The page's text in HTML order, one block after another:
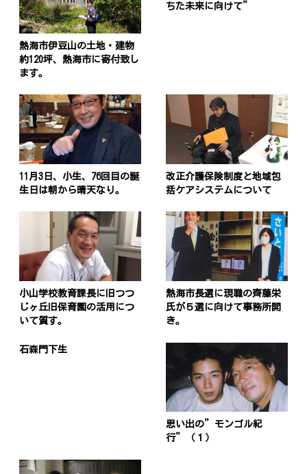
熱海市伊豆山の土地・建物
約120坪、熱海市に寄付致し
ます。
ちた未来に向けて”
11月3日、小生、76回目の誕
生日は朝から晴天なり。
改正介護保険制度と地域包
括ケアシステムについて
小山学校教育課長に旧つつ
じヶ丘旧保育園の活用につ
いて質す。
熱海市長選に現職の齊藤栄
氏が５選に向けて事務所開
き。
石森門下生
思い出の”モンゴル紀
行”（１）